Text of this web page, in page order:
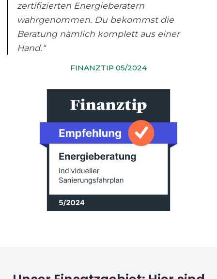
zertifizierten Energieberatern
wahrgenommen. Du bekommst die
Beratung nämlich komplett aus einer
Hand.“
FINANZTIP 05/2024